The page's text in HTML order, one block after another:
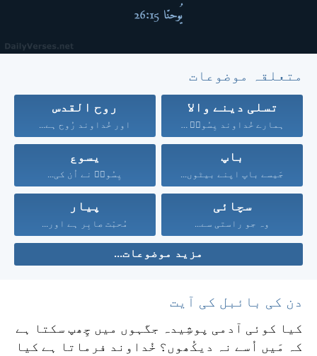
متعلقہ موضوعات
تسلی دینے والا
ہمارے خُداوند یِسُوعؔ مسِیح...
روح القدس
اور خُداوند رُوح ہے...
باپ
جَیسے باپ اپنے بیٹوں...
یسوع
یِسُوعؔ نے اُن کی...
سچائی
وہ جو راستی سے...
پیار
مُحبّت صابِر ہے اور...
مزید موضوعات...
دن کی بائبل کی آیت
کیا کوئی آدمی پوشِیدہ جگہوں میں چِھپ سکتا ہے
کہ مَیں اُسے نہ دیکُھوں؟ خُداوند فرماتا ہے کیا